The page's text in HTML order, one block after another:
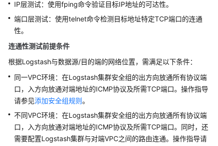
群
版）
创
建
集
群
版）
网
IP层测试：使用fping命令验证目标IP地址的可达性。
端口层测试：使用telnet命令检测目标地址特定TCP端口的连通
性。
连通性测试前提条件
根据Logstash与数据源/目的端的网络位置，需满足以下条件：
同一VPC环境：在Logstash集群安全组的出方向放通所有协议端
口，入方向放通对端地址的ICMP协议及所需TCP端口。操作指导
请参见添加安全组规则。
不同VPC环境：在Logstash集群安全组的出方向放通所有协议端
口，入方向放通对端地址的ICMP协议及所需TCP端口。同时，还
需要配置Logstash集群与对端VPC之间的路由连通。操作指导请